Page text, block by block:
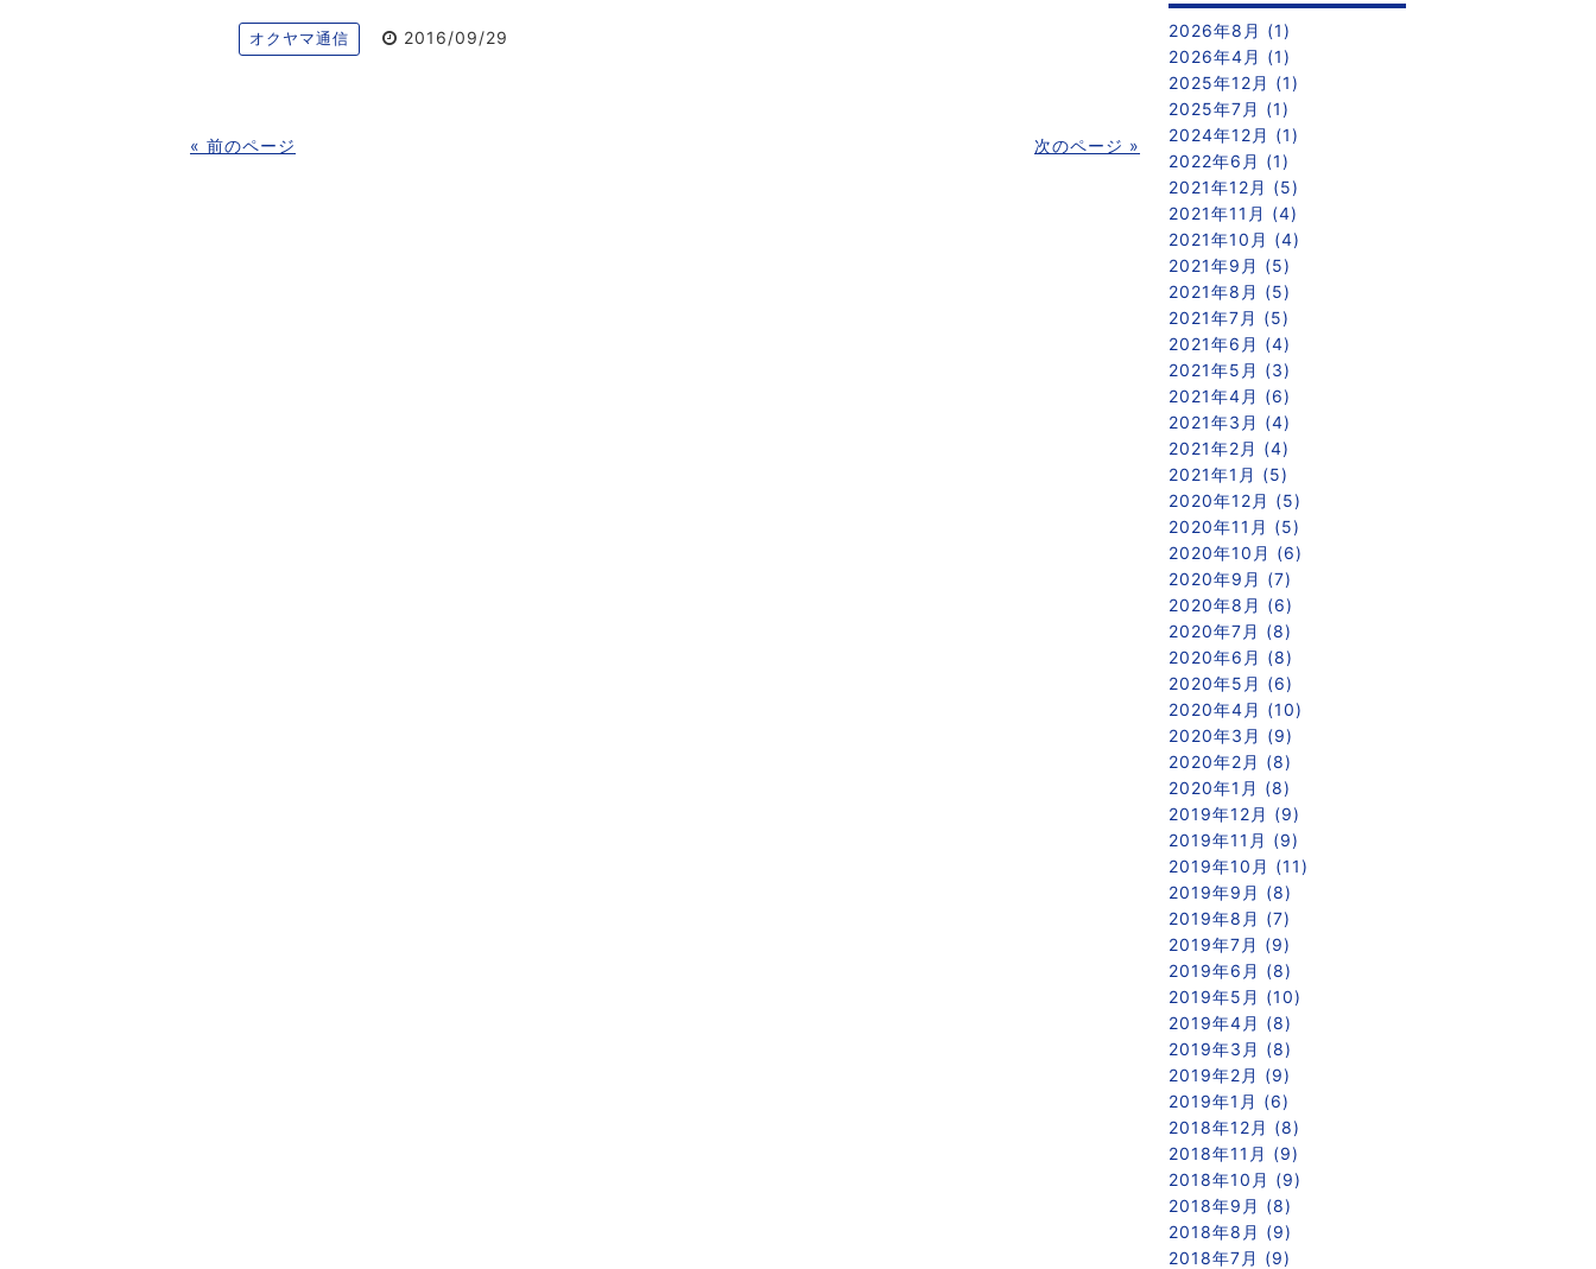
オクヤマ通信 2016/09/29
« 前のページ 次のページ »
2026年8月 (1)
2026年4月 (1)
2025年12月 (1)
2025年7月 (1)
2024年12月 (1)
2022年6月 (1)
2021年12月 (5)
2021年11月 (4)
2021年10月 (4)
2021年9月 (5)
2021年8月 (5)
2021年7月 (5)
2021年6月 (4)
2021年5月 (3)
2021年4月 (6)
2021年3月 (4)
2021年2月 (4)
2021年1月 (5)
2020年12月 (5)
2020年11月 (5)
2020年10月 (6)
2020年9月 (7)
2020年8月 (6)
2020年7月 (8)
2020年6月 (8)
2020年5月 (6)
2020年4月 (10)
2020年3月 (9)
2020年2月 (8)
2020年1月 (8)
2019年12月 (9)
2019年11月 (9)
2019年10月 (11)
2019年9月 (8)
2019年8月 (7)
2019年7月 (9)
2019年6月 (8)
2019年5月 (10)
2019年4月 (8)
2019年3月 (8)
2019年2月 (9)
2019年1月 (6)
2018年12月 (8)
2018年11月 (9)
2018年10月 (9)
2018年9月 (8)
2018年8月 (9)
2018年7月 (9)